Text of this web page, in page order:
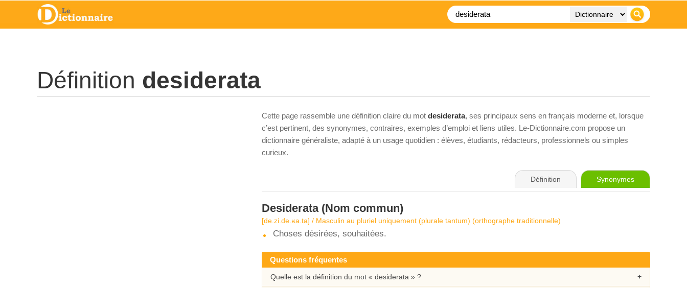
Définition desiderata
Cette page rassemble une définition claire du mot desiderata, ses principaux sens en français moderne et, lorsque
c’est pertinent, des synonymes, contraires, exemples d’emploi et liens utiles. Le-Dictionnaire.com propose un
dictionnaire généraliste, adapté à un usage quotidien : élèves, étudiants, rédacteurs, professionnels ou simples
curieux.
Définition Synonymes
Desiderata(Nom commun)
[de.zi.de.ʁa.ta] / Masculin au pluriel uniquement (plurale tantum) (orthographe traditionnelle)
Choses désirées, souhaitées.
Questions fréquentes
Quelle est la définition du mot « desiderata » ?